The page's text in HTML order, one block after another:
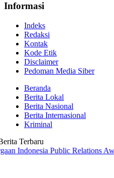
Informasi
Indeks
Redaksi
Kontak
Kode Etik
Disclaimer
Pedoman Media Siber
Beranda
Berita Lokal
Berita Nasional
Berita Internasional
Kriminal
Terbaru
Public Relations Awards 2026